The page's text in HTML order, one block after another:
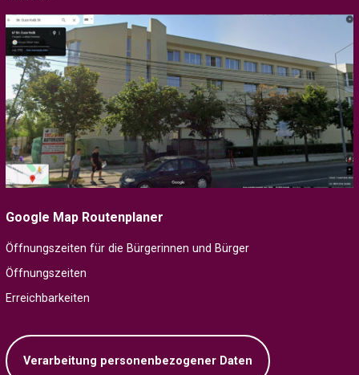
Google Map Routenplaner
Öffnungszeiten für die Bürgerinnen und Bürger
Öffnungszeiten
Erreichbarkeiten
Verarbeitung personenbezogener Daten